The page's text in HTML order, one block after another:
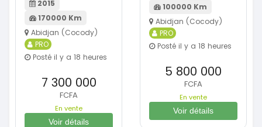
2015
170000 Km
Abidjan (Cocody)
PRO
Posté il y a 18 heures
7 300 000
FCFA
En vente
Voir détails
100000 Km
Abidjan (Cocody)
PRO
Posté il y a 18 heures
5 800 000
FCFA
En vente
Voir détails